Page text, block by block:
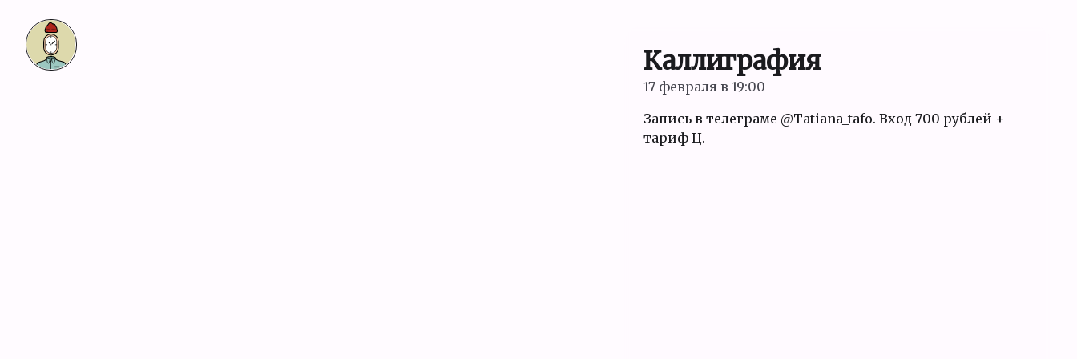
Каллиграфия
17 февраля в 19:00
Запись в телеграме @Tatiana_tafo. Вход 700 рублей +
тариф Ц.